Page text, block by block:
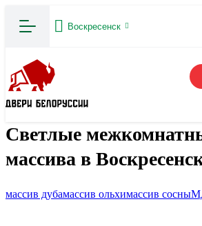
Воскресенск
Светлые
массива в
массив дубамассив ольхимассив сосны